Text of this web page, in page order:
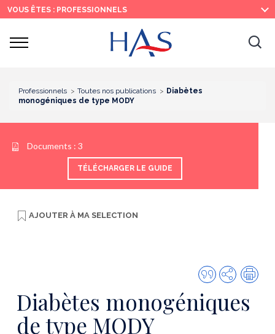
Recherche
Menu
principal
Contenu
principal
VOUS ÊTES : PROFESSIONNELS
Ouvrir
Professionnels Toutes nos publications
Diabètes
monogéniques de type MODY
Documents : 3
TÉLÉCHARGER LE GUIDE
AJOUTER À MA SELECTION
Citer
cette
publication
Partager
Diabètes monogéniques
de type MODY